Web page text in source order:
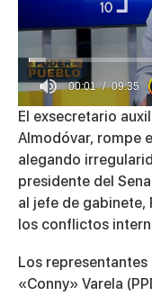
0
9
minutes,
seconds
00:01 09:35
El exsecretario
Almodóvar, rompe
alegando
presidente del
al jefe de gabinete,
los conflictos
Los representantes
«Conny» Varela